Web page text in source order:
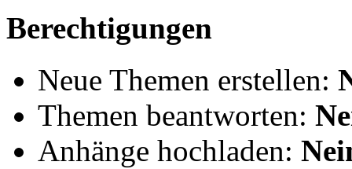
Berechtigungen
Neue Themen erstellen:
Themen beantworten:
Anhänge hochladen: